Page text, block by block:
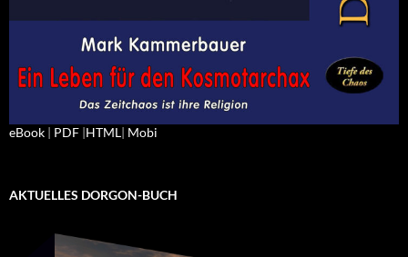
eBook | PDF |HTML| Mobi
AKTUELLES DORGON-BUCH